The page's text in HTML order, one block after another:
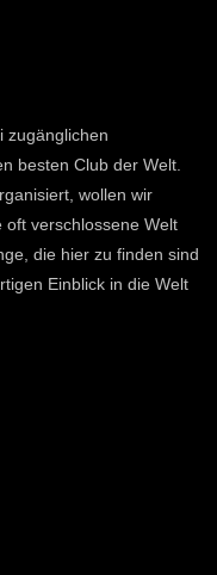
zugänglichen
besten Club der Welt.
wollen wir
oft verschlossene Welt
die hier zu finden sind
Einblick in die Welt